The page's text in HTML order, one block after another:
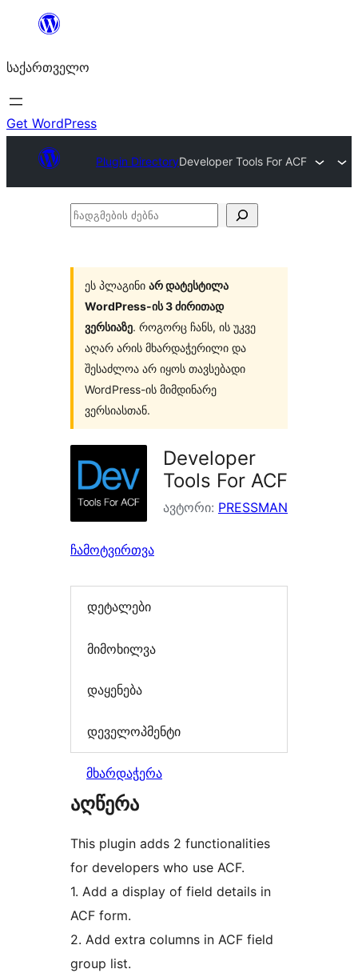
შიგთავსზე
საქართველო
Get WordPress
Plugin DirectoryDeveloper Tools For ACF
ჩადგმების
ეს პლაგინი არ დატესტილა
WordPress-ის 3 ძირითად
ვერსიაზე. როგორც ჩანს, ის უკვე
აღარ არის მხარდაჭერილი და
შესაძლოა არ იყოს თავსებადი
WordPress-ის მიმდინარე
ვერსიასთან.
Developer
Tools For ACF
ავტორი: PRESSMAN
ჩამოტვირთვა
დეტალები
მიმოხილვა
დაყენება
დეველოპმენტი
მხარდაჭერა
აღწერა
This plugin adds 2 functionalities
for developers who use ACF.
1. Add a display of field details in
ACF form.
2. Add extra columns in ACF field
group list.